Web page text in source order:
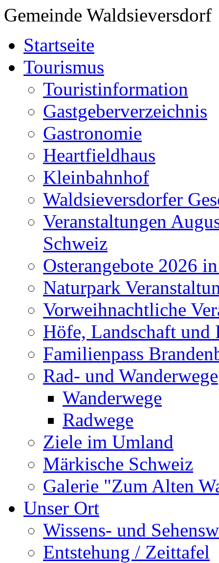
Gemeinde Waldsieversdorf
Startseite
Tourismus
Touristinformation
Gastgeberverzeichnis
Gastronomie
Heartfieldhaus
Kleinbahnhof
Waldsieversdorfer
Veranstaltungen
Schweiz
Osterangebote 2026
Naturpark
Vorweihnachtliche
Höfe, Landschaft und
Familienpass
Rad- und Wanderwege
Wanderwege
Radwege
Ziele im Umland
Märkische Schweiz
Galerie "Zum Alten
Unser Ort
Wissens- und
Entstehung / Zeittafel